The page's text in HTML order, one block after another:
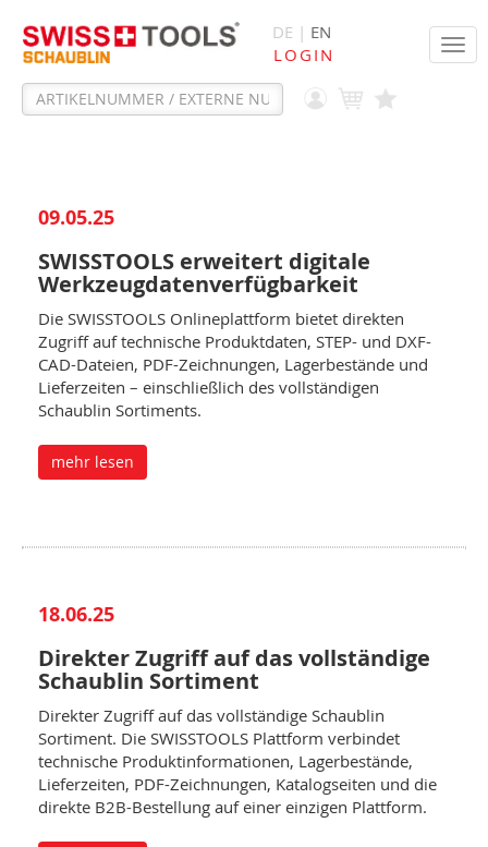
DE | EN
LOGIN
09.05.25
SWISSTOOLS erweitert digitale
Werkzeugdatenverfügbarkeit
Die SWISSTOOLS Onlineplattform bietet direkten
Zugriff auf technische Produktdaten, STEP- und DXF-
CAD-Dateien, PDF-Zeichnungen, Lagerbestände und
Lieferzeiten – einschließlich des vollständigen
Schaublin Sortiments.
mehr lesen
18.06.25
Direkter Zugriff auf das vollständige
Schaublin Sortiment
Direkter Zugriff auf das vollständige Schaublin
Sortiment. Die SWISSTOOLS Plattform verbindet
technische Produktinformationen, Lagerbestände,
Lieferzeiten, PDF-Zeichnungen, Katalogseiten und die
direkte B2B-Bestellung auf einer einzigen Plattform.